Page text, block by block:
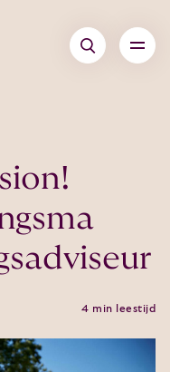
4 min leestijd